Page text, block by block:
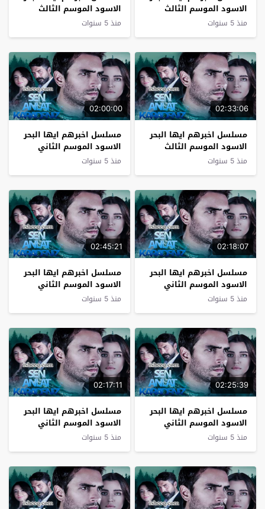
الاسود الموسم الثالث
الحلقة 3
منذ 5 سنوات
الاسود الموسم الثالث
الحلقة 2
منذ 5 سنوات
02:33:06
مسلسل اخبرهم ايها البحر
الاسود الموسم الثالث
الحلقة 1
منذ 5 سنوات
02:00:00
مسلسل اخبرهم ايها البحر
الاسود الموسم الثاني
الحلقة 32 نهاية الموسم
منذ 5 سنوات
02:18:07
مسلسل اخبرهم ايها البحر
الاسود الموسم الثاني
الحلقة 31
منذ 5 سنوات
02:45:21
مسلسل اخبرهم ايها البحر
الاسود الموسم الثاني
الحلقة 30
منذ 5 سنوات
02:25:39
مسلسل اخبرهم ايها البحر
الاسود الموسم الثاني
الحلقة 29
منذ 5 سنوات
02:17:11
مسلسل اخبرهم ايها البحر
الاسود الموسم الثاني
الحلقة 28
منذ 5 سنوات